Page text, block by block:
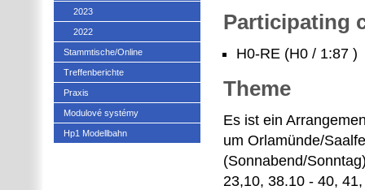
Participating
H0-RE (H0 / 1:87 )
Theme
Es ist ein
um Orlamünde/
(Sonnabend/
23,10, 38.10 - 40,
2023
2022
Stammtische/Online
Treffenberichte
Praxis
Modulové systémy
Hp1 Modellbahn